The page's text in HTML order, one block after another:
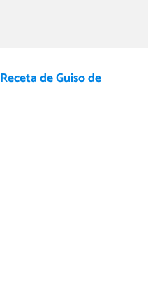
Receta de Guiso de